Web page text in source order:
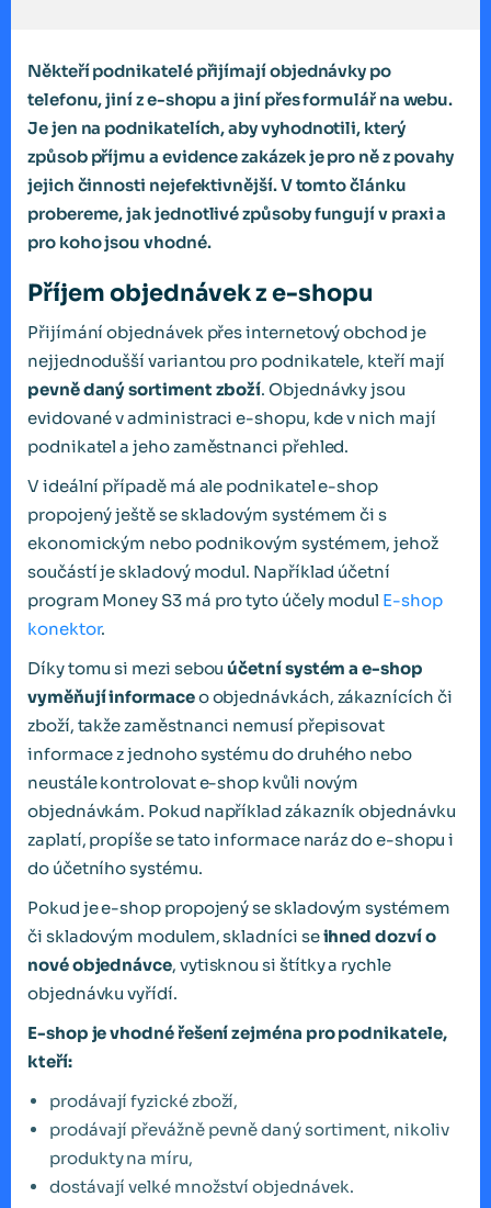
Někteří podnikatelé přijímají objednávky po
telefonu, jiní z e-shopu a jiní přes formulář na webu.
Je jen na podnikatelích, aby vyhodnotili, který
způsob příjmu a evidence zakázek je pro ně z povahy
jejich činnosti nejefektivnější. V tomto článku
probereme, jak jednotlivé způsoby fungují v praxi a
pro koho jsou vhodné.
Příjem objednávek z e-shopu
Přijímání objednávek přes internetový obchod je
nejjednodušší variantou pro podnikatele, kteří mají
pevně daný sortiment zboží. Objednávky jsou
evidované v administraci e-shopu, kde v nich mají
podnikatel a jeho zaměstnanci přehled.
V ideální případě má ale podnikatel e-shop
propojený ještě se skladovým systémem či s
ekonomickým nebo podnikovým systémem, jehož
součástí je skladový modul. Například účetní
program Money S3 má pro tyto účely modul E-shop
konektor.
Díky tomu si mezi sebou účetní systém a e-shop
vyměňují informaceo objednávkách, zákaznících či
zboží, takže zaměstnanci nemusí přepisovat
informace z jednoho systému do druhého nebo
neustále kontrolovat e-shop kvůli novým
objednávkám. Pokud například zákazník objednávku
zaplatí, propíše se tato informace naráz do e-shopu i
do účetního systému.
Pokud je e-shop propojený se skladovým systémem
či skladovým modulem, skladníci seihned dozví o
nové objednávce, vytisknou si štítky a rychle
objednávku vyřídí.
E-shop je vhodné řešení zejména pro podnikatele,
kteří:
prodávají fyzické zboží,
prodávají převážně pevně daný sortiment, nikoliv
produkty na míru,
dostávají velké množství objednávek.